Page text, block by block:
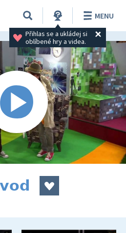
Přihlas se a ukládej si
oblíbené hry a videa.
MENU